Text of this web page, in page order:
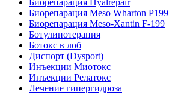
Биорепарация Hyalrepair
Биорепарация Meso Wharton P199
Биорепарация Meso-Xantin F-199
Ботулинотерапия
Ботокс в лоб
Диспорт (Dysport)
Инъекции Миотокс
Инъекции Релатокс
Лечение гипергидроза